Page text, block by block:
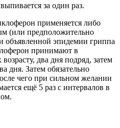
за один раз.
применяется либо
(или предположительно
объявленной эпидемии гриппа
принимают в
два дня подряд, затем
дня. Затем обязательно
чего при сильном желании
ещё 5 раз с интервалов в